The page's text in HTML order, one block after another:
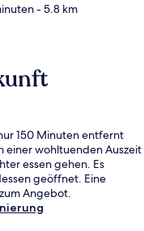
- 5.8 km
150 Minuten entfernt
einer wohltuenden Auszeit
essen gehen. Es
geöffnet. Eine
Angebot.